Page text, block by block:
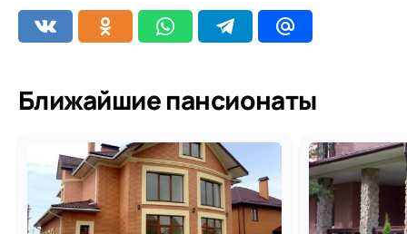
Ближайшие пансионаты